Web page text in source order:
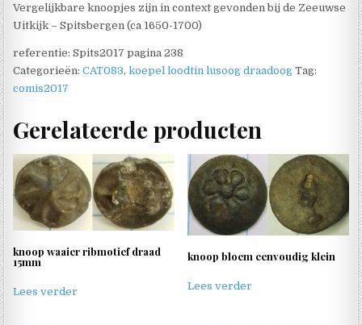
Vergelijkbare knoopjes zijn in context gevonden bij de Zeeuwse
Uitkijk – Spitsbergen (ca 1650-1700)
referentie: Spits2017 pagina 238
Categorieën:CAT083,koepel loodtin lusoog draadoog Tag:
comis2017
Gerelateerde producten
knoop waaier ribmotief draad
15mm
Lees verder
knoop bloem eenvoudig klein
Lees verder